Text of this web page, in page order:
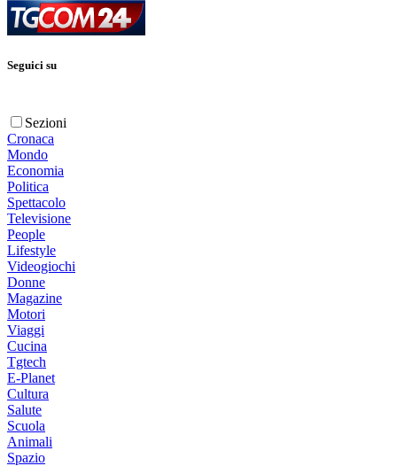
Seguici su
Sezioni
Cronaca
Mondo
Economia
Politica
Spettacolo
Televisione
People
Lifestyle
Videogiochi
Donne
Magazine
Motori
Viaggi
Cucina
Tgtech
E-Planet
Cultura
Salute
Scuola
Animali
Spazio